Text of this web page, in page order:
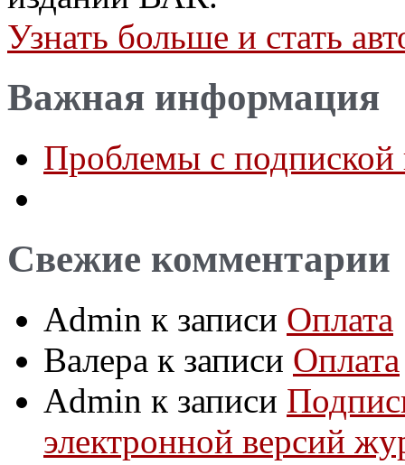
Узнать больше и стать
Важная информация
Проблемы с
Свежие комментарии
Admin к записи Оплата
Валера к записи Оплата
Admin к записи
электронной версий